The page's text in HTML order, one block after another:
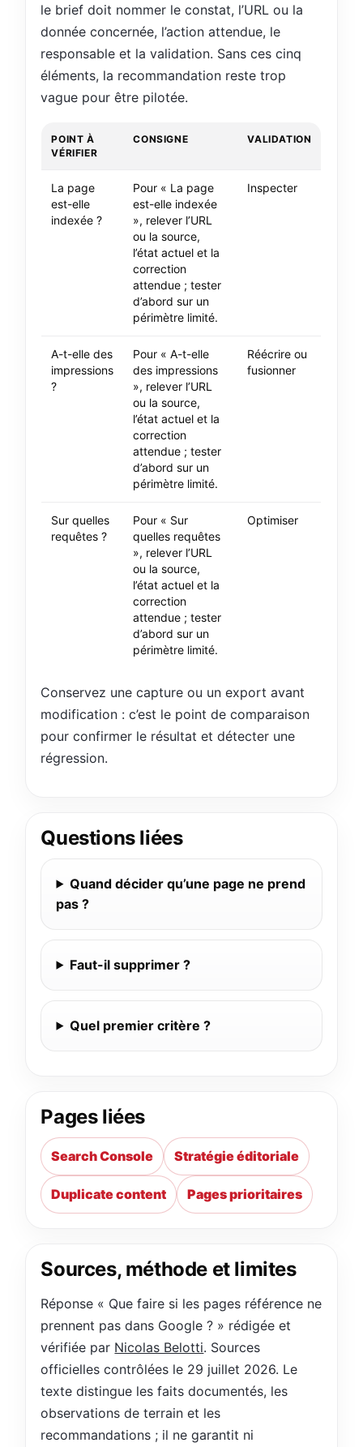
le brief doit nommer le constat, l’URL ou la
donnée concernée, l’action attendue, le
responsable et la validation. Sans ces cinq
éléments, la recommandation reste trop
vague pour être pilotée.
POINT À
VÉRIFIER
CONSIGNE VALIDATION
La page
est-elle
indexée ?
Pour « La page
est-elle indexée
», relever l’URL
ou la source,
l’état actuel et la
correction
attendue ; tester
d’abord sur un
périmètre limité.
Inspecter
A-t-elle des
impressions
?
Pour « A-t-elle
des impressions
», relever l’URL
ou la source,
l’état actuel et la
correction
attendue ; tester
d’abord sur un
périmètre limité.
Réécrire ou
fusionner
Sur quelles
requêtes ?
Pour « Sur
quelles requêtes
», relever l’URL
ou la source,
l’état actuel et la
correction
attendue ; tester
d’abord sur un
périmètre limité.
Optimiser
Conservez une capture ou un export avant
modification : c’est le point de comparaison
pour confirmer le résultat et détecter une
régression.
Questions liées
Quand décider qu’une page ne prend
pas ?
Faut-il supprimer ?
Quel premier critère ?
Pages liées
Search Console Stratégie éditoriale
Duplicate content Pages prioritaires
Sources, méthode et limites
Réponse « Que faire si les pages référence ne
prennent pas dans Google ? » rédigée et
vérifiée par Nicolas Belotti. Sources
officielles contrôlées le 29 juillet 2026. Le
texte distingue les faits documentés, les
observations de terrain et les
recommandations ; il ne garantit ni